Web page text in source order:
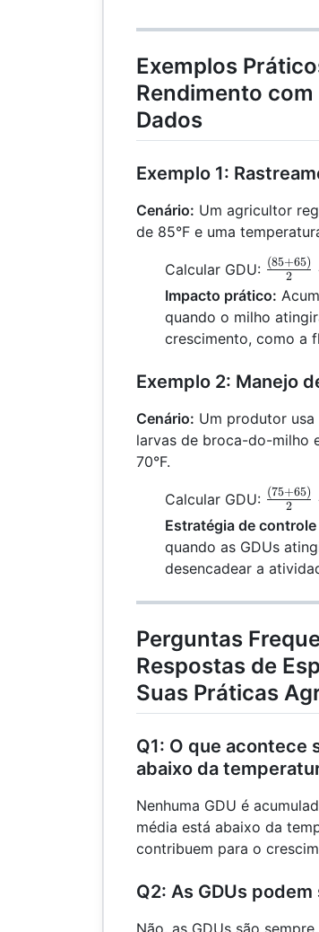
Exemplos
Rendimento
Dados
Exemplo 1:
Cenário: Um agricultor
de 85°F e uma
Calcular GDU:
+ 65)}
{2} -
= 25
2
(85+65)
Impacto prático:
quando o milho
crescimento, como a
Exemplo 2: Manejo
Cenário: Um produtor
larvas de broca-do-milho
70°F.
Calcular GDU:
+ 65)}
{2} -
= 20
2
(75+65)
Estratégia de
quando as GDUs
desencadear a
Perguntas
Respostas de
Suas Práticas
Q1: O que acontece
abaixo da
Nenhuma GDU é
média está abaixo da
contribuem para o
Q2: As GDUs
Não, as GDUs são